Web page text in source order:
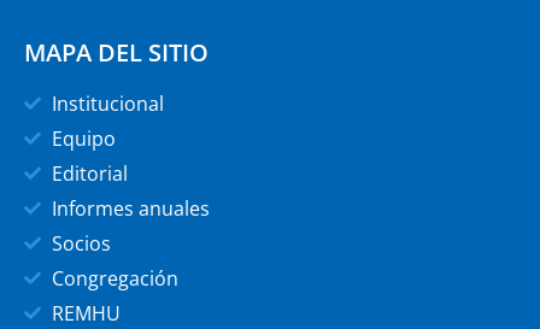
MAPA DEL SITIO
Institucional
Equipo
Editorial
Informes anuales
Socios
Congregación
REMHU